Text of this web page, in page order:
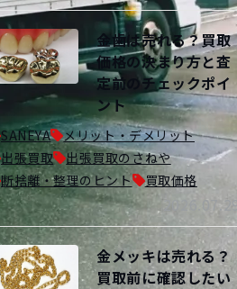
金歯は売れる？買取
価格の決まり方と査
定前のチェックポイ
ント
SANEYA
メリット・デメリット
出張買取
出張買取のさねや
断捨離・整理のヒント
買取価格
2026.07.29
金メッキは売れる？
買取前に確認したい